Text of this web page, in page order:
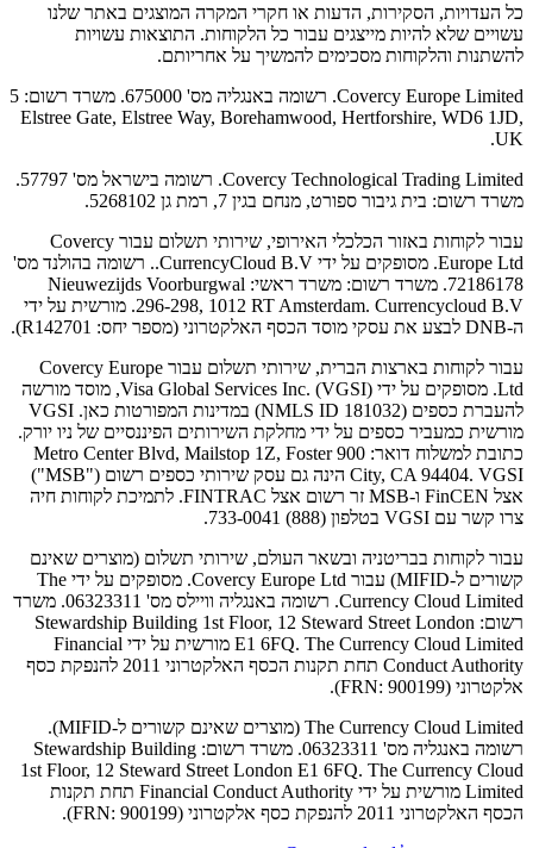
כל העדויות, הסקירות, הדעות או חקרי המקרה המוצגים באתר שלנו
עשויים שלא להיות מייצגים עבור כל הלקוחות. התוצאות עשויות
להשתנות והלקוחות מסכימים להמשיך על אחריותם.
Covercy Europe Limited. רשומה באנגליה מס' 675000. משרד רשום: 5
Elstree Gate, Elstree Way, Borehamwood, Hertforshire, WD6 1JD,
UK.
Covercy Technological Trading Limited. רשומה בישראל מס' 57797.
משרד רשום: בית גיבור ספורט, מנחם בגין 7, רמת גן 5268102.
עבור לקוחות באזור הכלכלי האירופי, שירותי תשלום עבור Covercy
Europe Ltd. מסופקים על ידי CurrencyCloud B.V.. רשומה בהולנד מס'
72186178. משרד רשום: משרד ראשי: Nieuwezijds Voorburgwal
296-298, 1012 RT Amsterdam. Currencycloud B.V. מורשית על ידי
ה-DNB לבצע את עסקי מוסד הכסף האלקטרוני (מספר יחס: R142701).
עבור לקוחות בארצות הברית, שירותי תשלום עבור Covercy Europe
Ltd. מסופקים על ידי Visa Global Services Inc. (VGSI), מוסד מורשה
להעברת כספים (NMLS ID 181032) במדינות המפורטות כאן. VGSI
מורשית כמעביר כספים על ידי מחלקת השירותים הפיננסיים של ניו יורק.
כתובת למשלוח דואר: 900 Metro Center Blvd, Mailstop 1Z, Foster
City, CA 94404. VGSI הינה גם עסק שירותי כספים רשום ("MSB")
אצל FinCEN ו-MSB זר רשום אצל FINTRAC. לתמיכת לקוחות חיה
צרו קשר עם VGSI בטלפון (888) 733-0041.
עבור לקוחות בבריטניה ובשאר העולם, שירותי תשלום (מוצרים שאינם
קשורים ל-MIFID) עבור Covercy Europe Ltd. מסופקים על ידי The
Currency Cloud Limited. רשומה באנגליה וויילס מס' 06323311. משרד
רשום: Stewardship Building 1st Floor, 12 Steward Street London
E1 6FQ. The Currency Cloud Limited מורשית על ידי Financial
Conduct Authority תחת תקנות הכסף האלקטרוני 2011 להנפקת כסף
אלקטרוני (FRN: 900199).
The Currency Cloud Limited (מוצרים שאינם קשורים ל-MIFID).
רשומה באנגליה מס' 06323311. משרד רשום: Stewardship Building
1st Floor, 12 Steward Street London E1 6FQ. The Currency Cloud
Limited מורשית על ידי Financial Conduct Authority תחת תקנות
הכסף האלקטרוני 2011 להנפקת כסף אלקטרוני (FRN: 900199).